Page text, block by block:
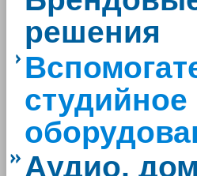
решения
студийное
Аудио,